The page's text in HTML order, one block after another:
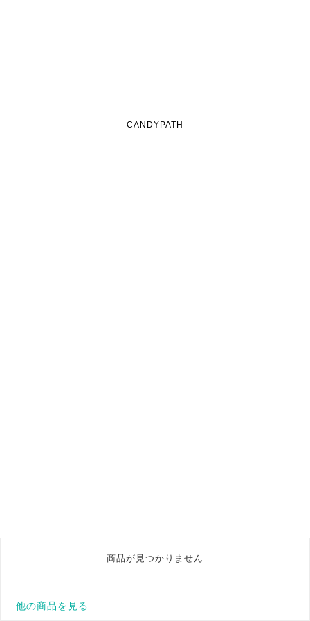
CANDYPATH
商品が見つかりません
他の商品を見る